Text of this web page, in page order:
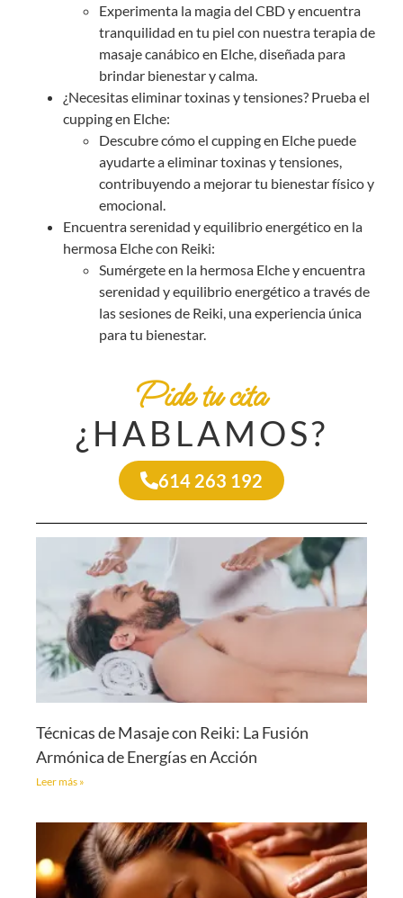
Experimenta la magia del CBD y encuentra
tranquilidad en tu piel con nuestra terapia de
masaje canábico en Elche, diseñada para
brindar bienestar y calma.
¿Necesitas eliminar toxinas y tensiones? Prueba el
cuppingen Elche:
Descubre cómo el cupping en Elche puede
ayudarte a eliminar toxinas y tensiones,
contribuyendo a mejorar tu bienestar físico y
emocional.
Encuentra serenidad y equilibrio energético en la
hermosa Elche con Reiki:
Sumérgete en la hermosa Elche y encuentra
serenidad y equilibrio energético a través de
lassesiones de Reiki , una experiencia única
para tu bienestar.
Pide tu cita
¿HABLAMOS?
614 263 192
Técnicas de Masaje con Reiki: La Fusión
Armónica de Energías en Acción
Leer más »